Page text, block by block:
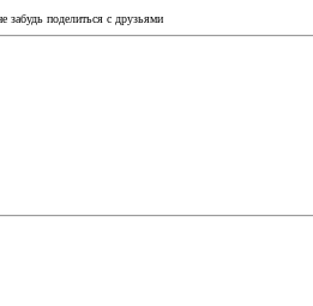
забудь поделиться с друзьями